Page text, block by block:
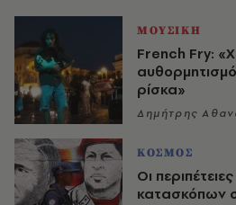
ΜΟΥΣΙΚΗ
French Fry:
ρίσκα»
Δημήτρης
ΚΟΣΜΟΣ
Οι
κατασκόπων